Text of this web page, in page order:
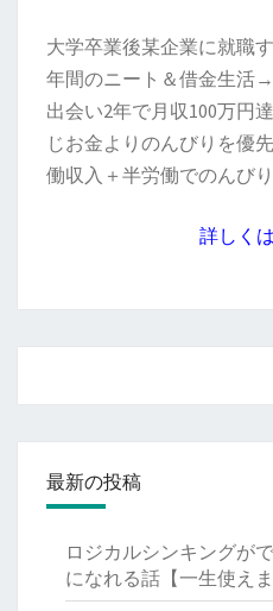
大学卒業後某企業に就職
年間のニート＆借金生活
出会い2年で月収100万円
じお金よりのんびりを優
働収入＋半労働でのんび
詳しく
最新の投稿
ロジカルシンキングが
になれる話【一生使えま